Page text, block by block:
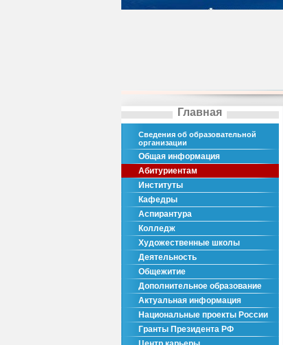
Главная
Сведения об образовательной
организации
Общая информация
Абитуриентам
Институты
Кафедры
Аспирантура
Колледж
Художественные школы
Деятельность
Общежитие
Дополнительное образование
Актуальная информация
Национальные проекты России
Гранты Президента РФ